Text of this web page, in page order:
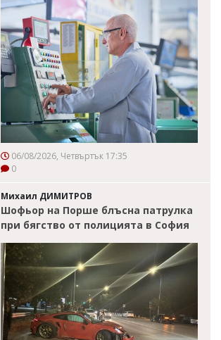
06/08/2026, Четвъртък 17:35
0
Михаил ДИМИТРОВ
Шофьор на Порше блъсна патрулка
при бягство от полицията в София